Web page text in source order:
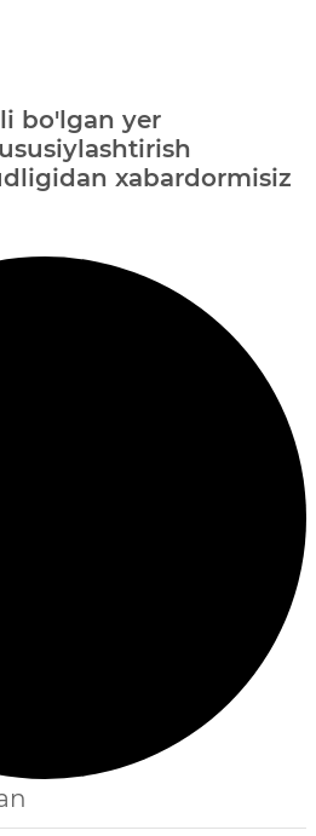
bo'lgan yer
xabardormisiz